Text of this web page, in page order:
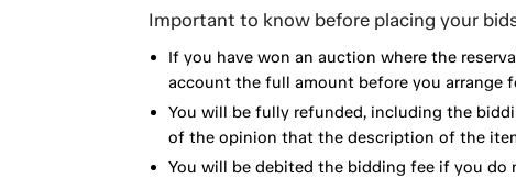
Important to know before placing your
If you have won an auction where the
account the full amount before you arrange
You will be fully refunded, including the
of the opinion that the description of the
You will be debited the bidding fee if you